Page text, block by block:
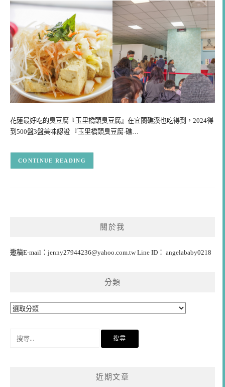
花蓮最好吃的臭豆腐『玉里橋頭臭豆腐』在宜蘭礁溪也吃得到，2024得
到500盤3盤美味認證 『玉里橋頭臭豆腐-礁…
CONTINUE READING
關於我
邀稿E-mail： jenny27944236@yahoo.com.twLine ID： angelababy0218
分類
分
近期文章